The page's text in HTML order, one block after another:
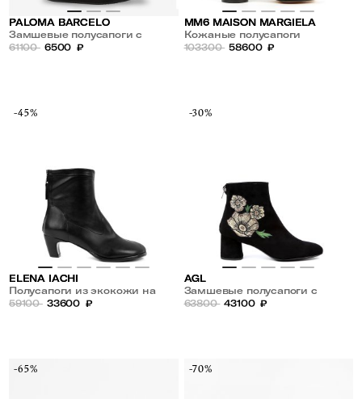
PALOMA BARCELO
Замшевые полусапоги с
меховым манжетом
61100 6500 ₽
MM6 MAISON MARGIELA
Кожаные полусапоги
103300 58600 ₽
-45%
ELENA IACHI
Полусапоги из экокожи на
молнии
59100 33600 ₽
-30%
AGL
Замшевые полусапоги с
вышивкой
63800 43100 ₽
-65% -70%